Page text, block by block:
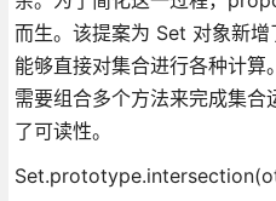
而生。该提案为 Set 对象新
能够直接对集合进行各种计
需要组合多个方法来完成集
了可读性。